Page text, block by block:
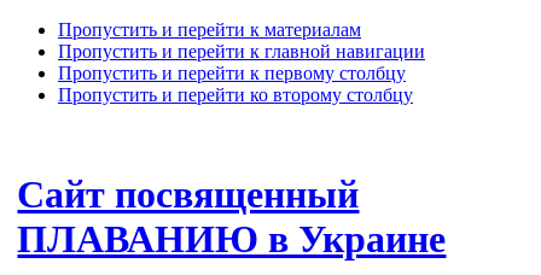
Пропустить и перейти к материалам
Пропустить и перейти к главной навигации
Пропустить и перейти к первому столбцу
Пропустить и перейти ко второму столбцу
Сайт посвященный
ПЛАВАНИЮ в Украине